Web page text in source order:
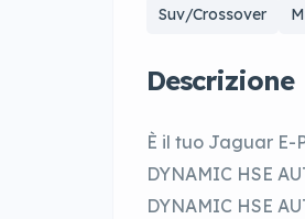
Suv/Crossover
Descrizione
È il tuo Jaguar E-
DYNAMIC HSE
DYNAMIC HSE